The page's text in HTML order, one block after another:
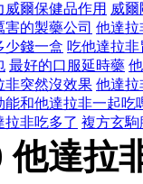
威爾保健品作用 威
害的製藥公司 他達拉
少錢一盒 吃他達拉非
最好的口服延時藥
非突然沒效果 他達拉
能和他達拉非一起吃
拉非吃多了 複方玄駒
他達拉